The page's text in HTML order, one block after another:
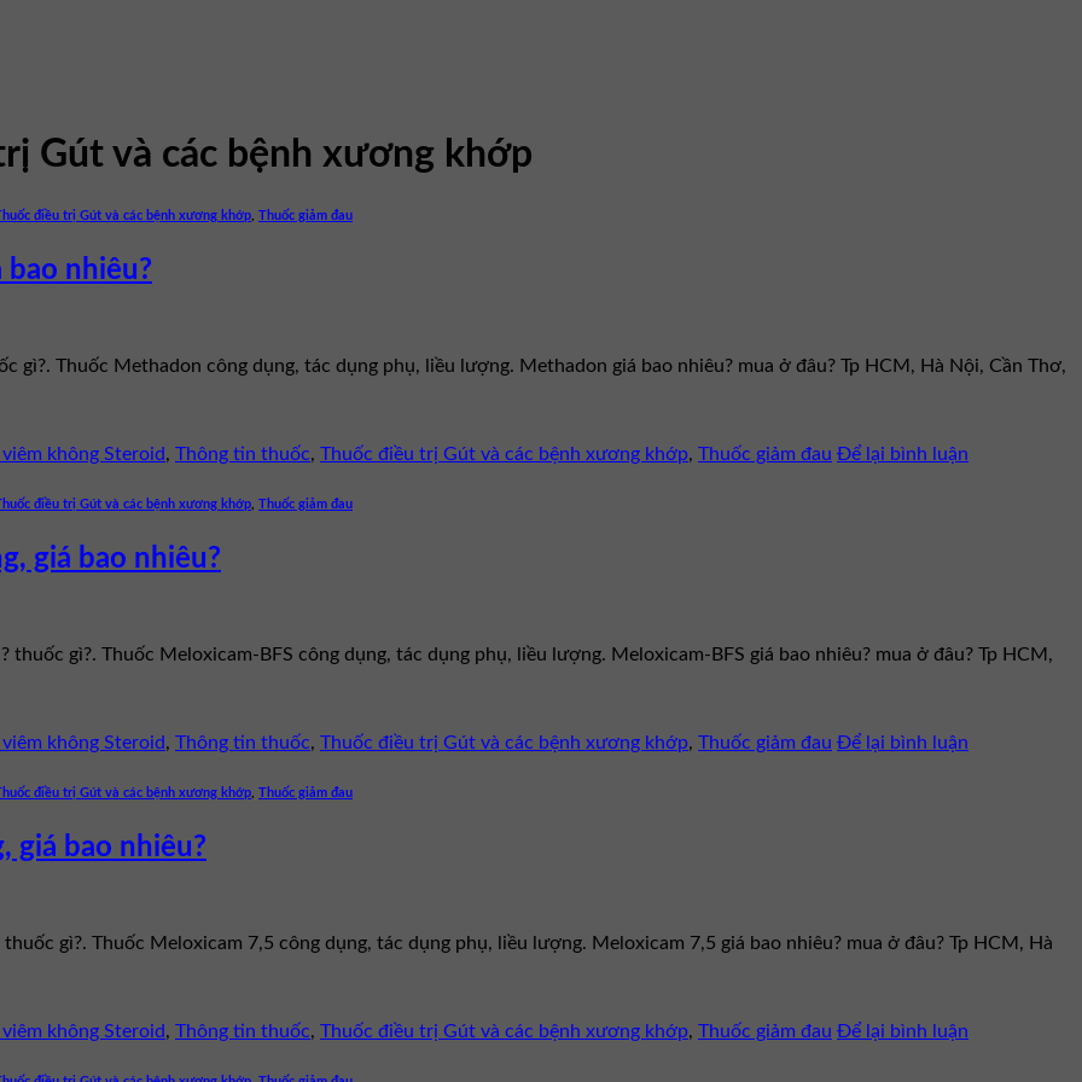
Gút và các bệnh xương khớp
Thuốc điều trị Gút và các bệnh xương khớp, Thuốc giảm đau
nhiêu?
gì?. Thuốc Methadon công dụng, tác dụng phụ, liều lượng. Methadon giá bao nhiêu? mua ở đâu? Tp HCM, Hà Nội, Cần Thơ,
không Steroid, Thông tin thuốc, Thuốc điều trị Gút và các bệnh xương khớp, Thuốc giảm đau Để lại bình luận
điều trị Gút và các bệnh xương khớp, Thuốc giảm đau
giá bao nhiêu?
thuốc gì?. Thuốc Meloxicam-BFS công dụng, tác dụng phụ, liều lượng. Meloxicam-BFS giá bao nhiêu? mua ở đâu? Tp HCM,
không Steroid, Thông tin thuốc, Thuốc điều trị Gút và các bệnh xương khớp, Thuốc giảm đau Để lại bình luận
điều trị Gút và các bệnh xương khớp Thuốc giảm đau
giá bao nhiêu?
gì?. Thuốc Meloxicam 7,5 công dụng, tác dụng phụ, liều lượng. Meloxicam 7,5 giá bao nhiêu? mua ở đâu? Tp HCM, Hà
không Steroid, Thông tin thuốc, Thuốc điều trị Gút và các bệnh xương khớp, Thuốc giảm đau Để lại bình luận